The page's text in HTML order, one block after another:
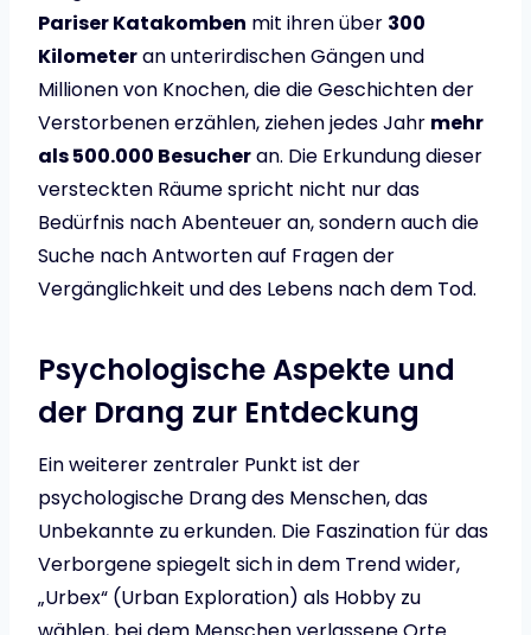
Pariser Katakomben mit ihren über 300
Kilometeran unterirdischen Gängen und
Millionen von Knochen, die die Geschichten der
Verstorbenen erzählen, ziehen jedes Jahr mehr
als 500.000 Besucheran. Die Erkundung dieser
versteckten Räume spricht nicht nur das
Bedürfnis nach Abenteuer an, sondern auch die
Suche nach Antworten auf Fragen der
Vergänglichkeit und des Lebens nach dem Tod.
Psychologische Aspekte und
der Drang zur Entdeckung
Ein weiterer zentraler Punkt ist der
psychologische Drang des Menschen, das
Unbekannte zu erkunden. Die Faszination für das
Verborgene spiegelt sich in dem Trend wider,
„Urbex“ (Urban Exploration) als Hobby zu